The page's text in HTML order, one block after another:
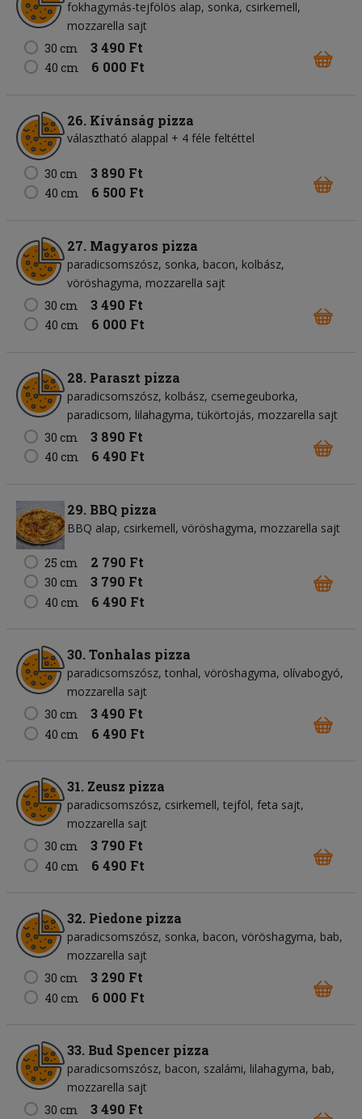
fokhagymás-tejfölös alap sonka csirkemell
mozzarella sajt
30 cm
3 490 Ft
40 cm 6 000 Ft
26. Kívánság pizza
választható alappal + 4 féle feltéttel
30 cm 3 890 Ft
40 cm 6 500 Ft
27. Magyaros pizza
paradicsomszósz sonka bacon kolbász
vöröshagyma mozzarella sajt
30 cm
3 490 Ft
40 cm 6 000 Ft
28. Paraszt pizza
paradicsomszósz kolbász csemegeuborka
paradicsom lilahagyma tükörtojás mozzarella sajt
30 cm
3 890 Ft
40 cm 6 490 Ft
29. BBQ pizza
BBQ alap csirkemell vöröshagyma mozzarella sajt
25 cm 2 790 Ft
30 cm 3 790 Ft
40 cm 6 490 Ft
30. Tonhalas pizza
paradicsomszósz tonhal vöröshagyma olívabogyó
mozzarella sajt
30 cm
3 490 Ft
40 cm 6 490 Ft
31. Zeusz pizza
paradicsomszósz csirkemell tejföl feta sajt
mozzarella sajt
30 cm
3 790 Ft
40 cm 6 490 Ft
32. Piedone pizza
paradicsomszósz sonka bacon vöröshagyma bab
mozzarella sajt
30 cm
3 290 Ft
40 cm 6 000 Ft
33. Bud Spencer pizza
paradicsomszósz bacon szalámi lilahagyma bab
mozzarella sajt
30 cm
3 490 Ft